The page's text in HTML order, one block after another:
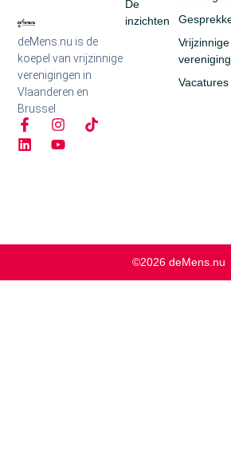
deMens.nu is de
koepel van vrijzinnige
verenigingen in
Vlaanderen en
Brussel
Vrijzinnige
Vacatures
De
inzichten
©2026 deMens.nu